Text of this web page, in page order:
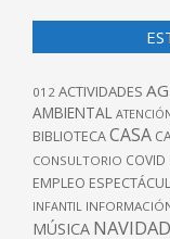
012 ACTIVIDADES
AMBIENTAL
BIBLIOTECACASA
CONSULTORIO COVID
EMPLEO
INFANTIL
MÚSICA NAVIDAD